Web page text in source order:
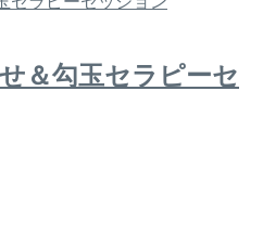
＆勾玉セラピーセ